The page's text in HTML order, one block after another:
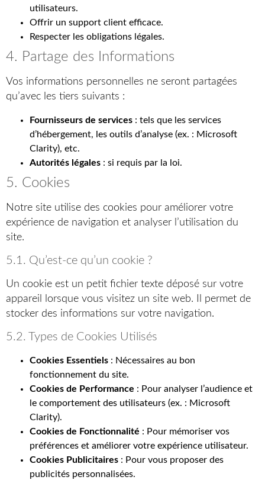
utilisateurs.
Offrir un support client efficace.
Respecter les obligations légales.
4. Partage des Informations
Vos informations personnelles ne seront partagées
qu’avec les tiers suivants :
Fournisseurs de services : tels que les services
d’hébergement, les outils d’analyse (ex. : Microsoft
Clarity), etc.
Autorités légales : si requis par la loi.
5. Cookies
Notre site utilise des cookies pour améliorer votre
expérience de navigation et analyser l’utilisation du
site.
5.1. Qu’est-ce qu’un cookie ?
Un cookie est un petit fichier texte déposé sur votre
appareil lorsque vous visitez un site web. Il permet de
stocker des informations sur votre navigation.
5.2. Types de Cookies Utilisés
Cookies Essentiels : Nécessaires au bon
fonctionnement du site.
Cookies de Performance : Pour analyser l’audience et
le comportement des utilisateurs (ex. : Microsoft
Clarity).
Cookies de Fonctionnalité : Pour mémoriser vos
préférences et améliorer votre expérience utilisateur.
Cookies Publicitaires : Pour vous proposer des
publicités personnalisées.